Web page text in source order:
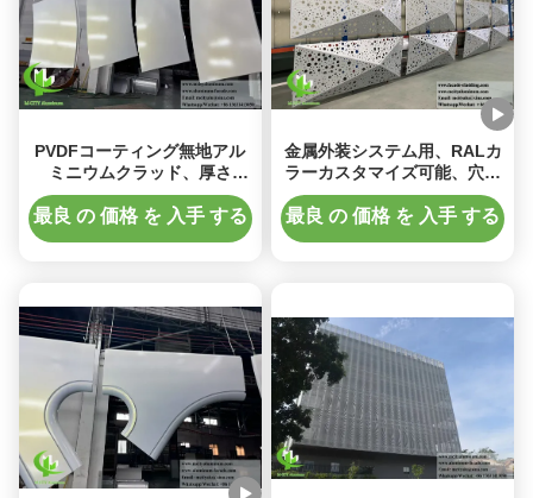
PVDFコーティング無地アル
ミニウムクラッド、厚さ
3mm、カメレオンカラー、フ
ァサードおよび壁用途
最良 の 価格 を 入手 する
金属外装システム用、RALカ
ラーカスタマイズ可能、穴あ
きデザインの粉体塗装3Dアル
ミニウムクラッド
最良 の 価格 を 入手 する